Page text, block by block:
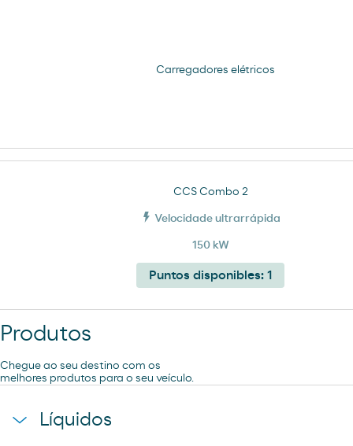
Carregadores elétricos
CCS Combo 2
Velocidade ultrarrápida
150 kW
Puntos disponibles: 1
Produtos
Chegue ao seu destino com os
melhores produtos para o seu veículo.
Líquidos